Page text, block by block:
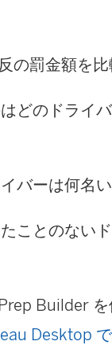
の罰金額を
どのドライ
バーは何名い
ことのない
Builder
Desktop